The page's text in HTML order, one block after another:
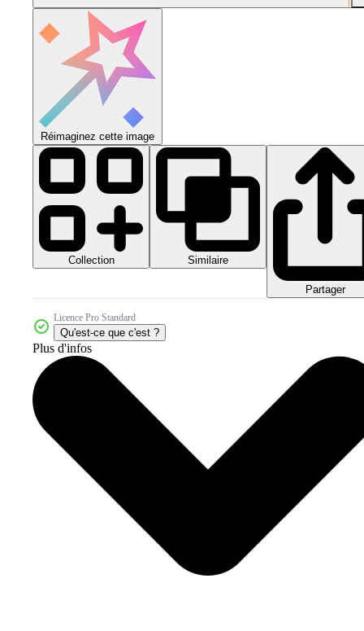
Réimaginez cette image
Collection Similaire
Partager
Licence Pro Standard
Qu'est-ce que c'est ?
Plus d'infos